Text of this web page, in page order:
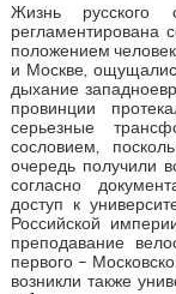
Жизнь
регламентирована
положением
и Москве,
дыхание
провинции
серьезные
сословием,
очередь получили
согласно
доступ к
Российской
преподавание
первого –
возникли также